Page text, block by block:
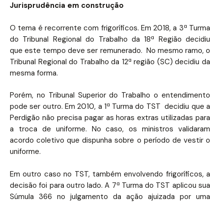
Jurisprudência em construção
O tema é recorrente com frigoríficos. Em 2018, a 3ª Turma
do Tribunal Regional do Trabalho da 18ª Região decidiu
que este tempo deve ser remunerado. No mesmo ramo, o
Tribunal Regional do Trabalho da 12ª região (SC) decidiu da
mesma forma.
Porém, no Tribunal Superior do Trabalho o entendimento
pode ser outro. Em 2010, a 1ª Turma do TST decidiu que a
Perdigão não precisa pagar as horas extras utilizadas para
a troca de uniforme. No caso, os ministros validaram
acordo coletivo que dispunha sobre o período de vestir o
uniforme.
Em outro caso no TST, também envolvendo frigoríficos, a
decisão foi para outro lado. A 7ª Turma do TST aplicou sua
Súmula 366 no julgamento da ação ajuizada por uma